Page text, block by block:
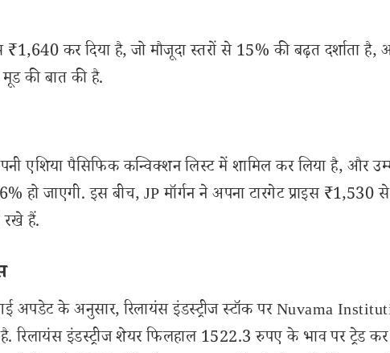
₹1,640 कर दिया है, जो मौजूदा स्तरों से 15% की बढ़त दर्शाता है,
मूड की बात की है.
एशिया पैसिफिक कन्विक्शन लिस्ट में शामिल कर लिया है, और
जाएगी. इस बीच, JP मॉर्गन ने अपना टारगेट प्राइस ₹1,530
रखे हैं.
के अनुसार, रिलायंस इंडस्ट्रीज स्टॉक पर Nuvama
रिलायंस इंडस्ट्रीज शेयर फिलहाल 1522.3 रुपए के भाव पर ट्रेड कर